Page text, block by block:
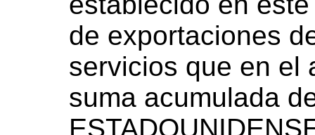
de exportaciones
servicios que en el
suma acumulada